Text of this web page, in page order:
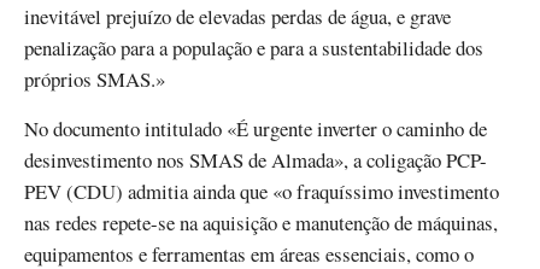
inevitável prejuízo de elevadas perdas de água, e grave
penalização para a população e para a sustentabilidade dos
próprios SMAS.»
No documento intitulado «É urgente inverter o caminho de
desinvestimento nos SMAS de Almada», a coligação PCP-
PEV (CDU) admitia ainda que «o fraquíssimo investimento
nas redes repete-se na aquisição e manutenção de máquinas,
equipamentos e ferramentas em áreas essenciais, como o